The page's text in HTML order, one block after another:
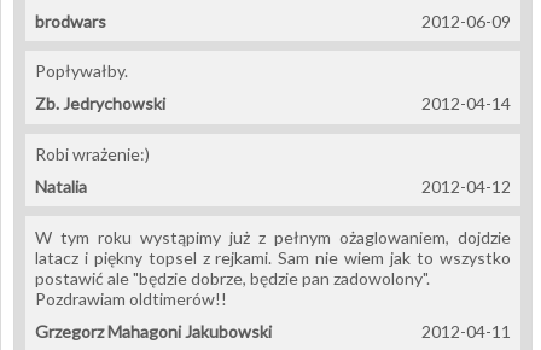
2012-06-09
brodwars
Popływałby.
2012-04-14
Zb. Jedrychowski
Robi wrażenie:)
2012-04-12
Natalia
W tym roku wystąpimy już z pełnym ożaglowaniem, dojdzie
latacz i piękny topsel z rejkami. Sam nie wiem jak to wszystko
postawić ale "będzie dobrze, będzie pan zadowolony".
Pozdrawiam oldtimerów!!
2012-04-11
Grzegorz Mahagoni Jakubowski